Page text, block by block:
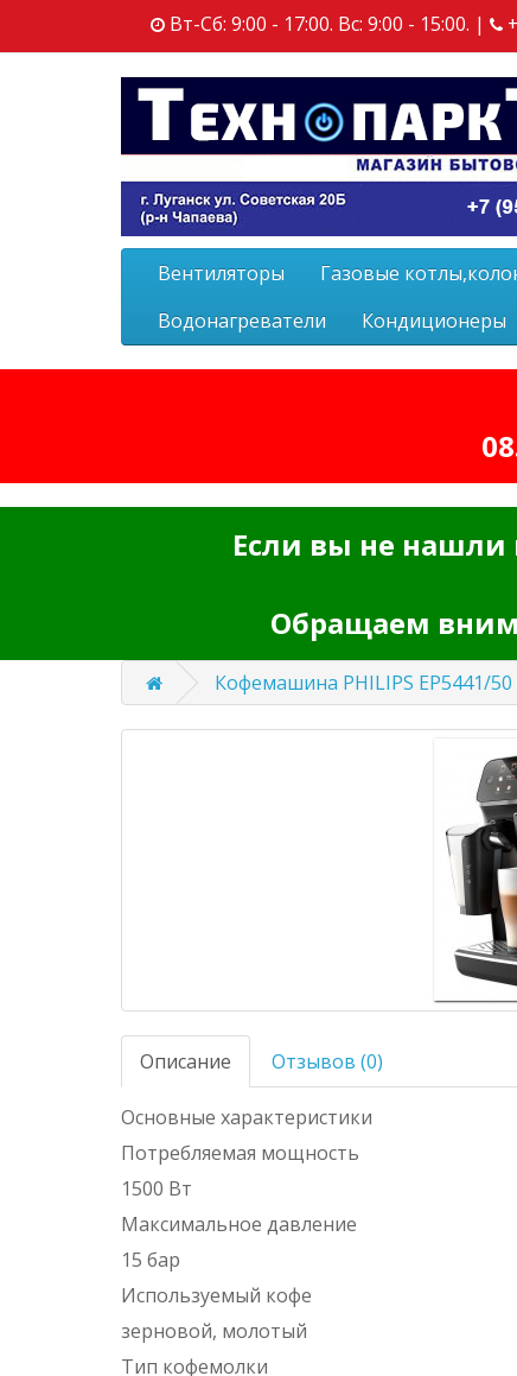
Вт-Сб: 9:00 - 17:00. Вс: 9:00 - 15:00. |
Вентиляторы Газовые
Водонагреватели
Кондиционеры
Если вы не нашли
Обращаем
Кофемашина PHILIPS EP5441/50
Описание Отзывов (0)
Основные характеристики
Потребляемая мощность
1500 Вт
Максимальное давление
15 бар
Используемый кофе
зерновой, молотый
Тип кофемолки